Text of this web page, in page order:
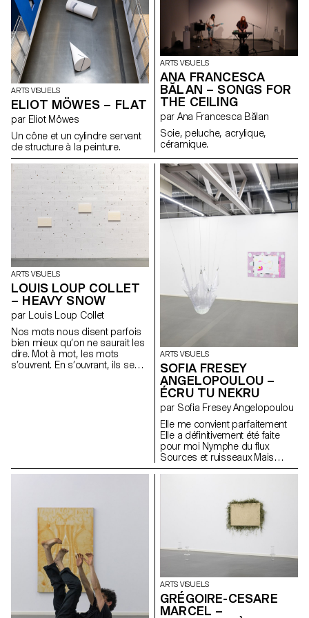
traduction est créée. Lorsque la
lumière s’allume, le spectateur
est confronté à un nouvel
espace, qui remet en question
le processus de construction
de l’image.
ARTS VISUELS
ELIOT MÖWES – FLAT
par Eliot Möwes
Un cône et un cylindre servant
de structure à la peinture.
ARTS VISUELS
ANA FRANCESCA
BĂLAN – SONGS FOR
THE CEILING
par Ana Francesca Bălan
Soie, peluche, acrylique,
céramique.
ARTS VISUELS
LOUIS LOUP COLLET
– HEAVY SNOW
par Louis Loup Collet
Nos mots nous disent parfois
bien mieux qu’on ne saurait les
dire. Mot à mot, les mots
s’ouvrent. En s’ouvrant, ils se
ARTS VISUELS
SOFIA FRESEY
ANGELOPOULOU –
ÉCRU TU NEKRU
par Sofia Fresey Angelopoulou
Elle me convient parfaitement
Elle a définitivement été faite
pour moi Nymphe du flux
Sources et ruisseaux Mais
invariablement liée à des lieux
statique Elle ne bouge pas
pendant des heures ou des
jours Si sure qu’elle va rester là
pour toujours Un jour, elle
disparaît Jusqu’à ce qu’elle
refasse surface Elle naît de
charnues, rampantes et
enfouies dans le sol
ARTS VISUELS
GRÉGOIRE-CESARE
MARCEL –